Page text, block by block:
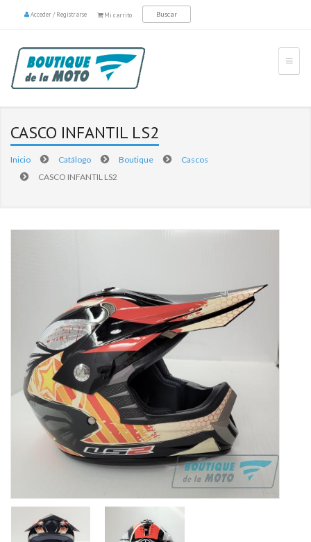
Mi carrito
Acceder/Registrarse
CASCO INFANTIL LS2
Inicio Catálogo Boutique
Cascos
CASCO INFANTIL LS2